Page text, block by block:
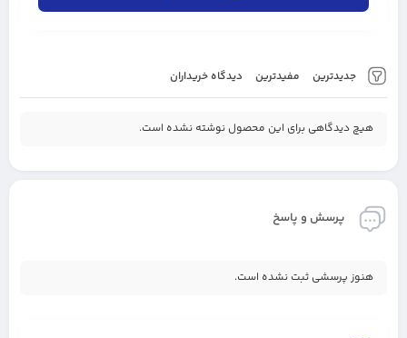
جدیدترین مفیدترین دیدگاه خریداران
هیچ دیدگاهی برای این محصول نوشته نشده است.
پرسش و پاسخ
هنوز پرسشی ثبت نشده است.